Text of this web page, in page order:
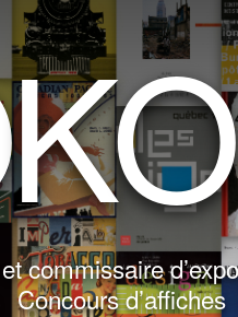
KO
commissaire
Concours d’affiches